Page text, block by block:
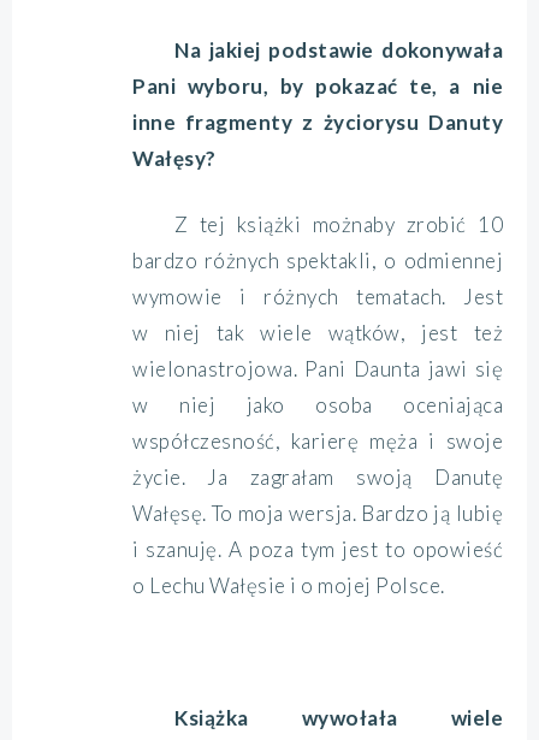
Na jakiej podstawie dokonywała
Pani wyboru, by pokazać te, a nie
inne fragmenty z życiorysu Danuty
Wałęsy?
Z tej książki możnaby zrobić 10
bardzo różnych spektakli, o odmiennej
wymowie i różnych tematach. Jest
w niej tak wiele wątków, jest też
wielonastrojowa. Pani Daunta jawi się
w niej jako osoba oceniająca
współczesność, karierę męża i swoje
życie. Ja zagrałam swoją Danutę
Wałęsę. To moja wersja. Bardzo ją lubię
i szanuję. A poza tym jest to opowieść
o Lechu Wałęsie i o mojej Polsce.
Książka wywołała wiele